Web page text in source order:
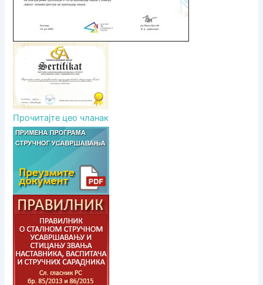
Прочитајте цео чланак